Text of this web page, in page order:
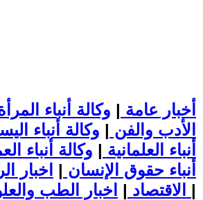
أخبار عامة | وكالة أنباء
الأدب والفن | وكالة أنباء
أنباء العلمانية | وكالة أنباء
أنباء حقوق الإنسان | اخبار
الاقتصاد | |